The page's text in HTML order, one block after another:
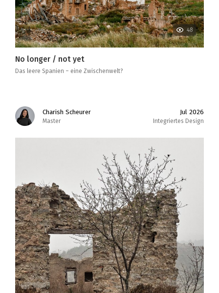
48
No longer / not yet
Das leere Spanien – eine Zwischenwelt?
Charish Scheurer
Master
Jul 2026
Integriertes Design